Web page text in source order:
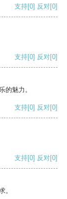
支持[0] 反对[0]
支持[0] 反对[0]
的魅力。
支持[0] 反对[0]
支持[0] 反对[0]
。